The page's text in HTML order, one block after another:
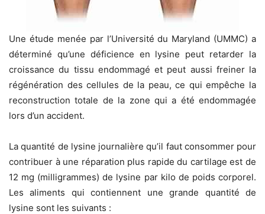
Une étude menée par l’Université du Maryland (UMMC) a
déterminé qu’une déficience en lysine peut retarder la
croissance du tissu endommagé et peut aussi freiner la
régénération des cellules de la peau, ce qui empêche la
reconstruction totale de la zone qui a été endommagée
lors d’un accident.
La quantité de lysine journalière qu’il faut consommer pour
contribuer à une réparation plus rapide du cartilage est de
12 mg (milligrammes) de lysine par kilo de poids corporel.
Les aliments qui contiennent une grande quantité de
lysine sont les suivants :